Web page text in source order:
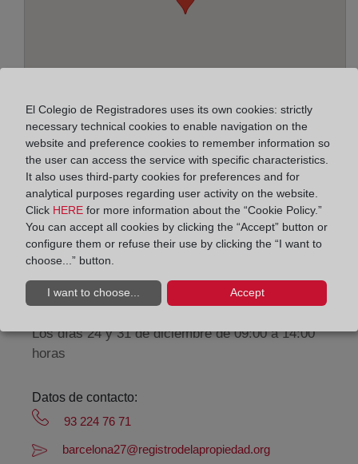
Address:
Paseo de la Zona Franca, 109-Edif. Torre Marina,
8038
Horario:
De lunes a viernes de 09:00 a 17:00 horas
Los días 24 y 31 de diciembre de 09:00 a 14:00
horas
Datos de contacto:
93 224 76 71
barcelona27@registrodelapropiedad.org
El Colegio de Registradores uses its own cookies: strictly
necessary technical cookies to enable navigation on the
website and preference cookies to remember information so
the user can access the service with specific characteristics.
It also uses third-party cookies for preferences and for
analytical purposes regarding user activity on the website.
Click HERE for more information about the “Cookie Policy.”
You can accept all cookies by clicking the “Accept” button or
configure them or refuse their use by clicking the “I want to
choose...” button.
I want to choose... Accept